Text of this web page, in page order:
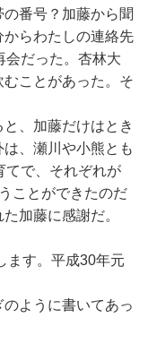
番号？加藤から聞
からわたしの連絡先
会だった。杏林大
ことがあった。そ
、加藤だけはとき
、瀬川や小熊とも
てで、それぞれが
ことができたのだ
加藤に感謝だ。
ます。平成30年元
ように書いてあっ